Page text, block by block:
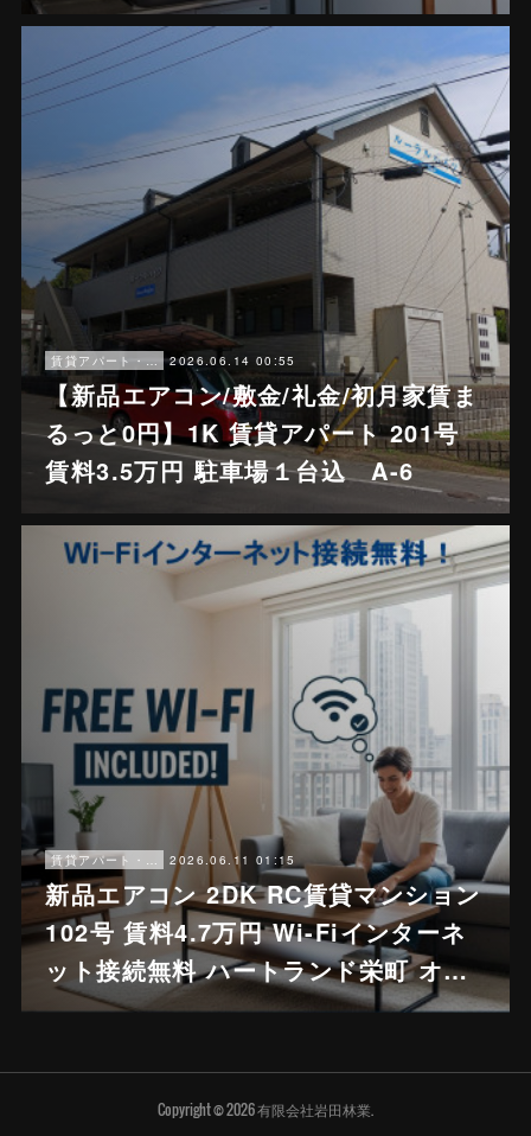
賃貸アパート・戸建賃貸 2026.06.14 00:55
【新品エアコン/敷金/礼金/初月家賃ま
るっと0円】1K 賃貸アパート 201号
賃料3.5万円 駐車場１台込 A-6
賃貸アパート・戸建賃貸 2026.06.11 01:15
新品エアコン 2DK RC賃貸マンション
102号 賃料4.7万円 Wi-Fiインターネ
ット接続無料 ハートランド栄町 オ…
Copyright ©2026有限会社岩田林業.